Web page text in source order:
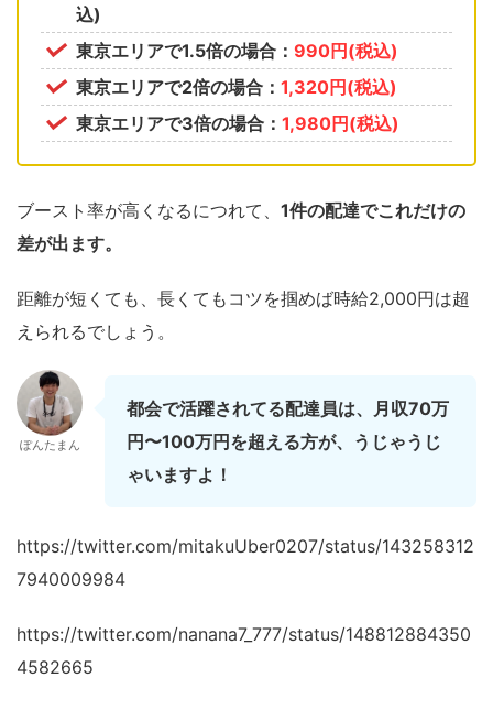
込)
東京エリアで1.5倍の場合： 990円(税込)
東京エリアで2倍の場合： 1,320円(税込)
東京エリアで3倍の場合： 1,980円(税込)
ブースト率が高くなるにつれて、 1件の配達でこれだけの
差が出ます。
距離が短くても、長くてもコツを掴めば時給2,000円は超
えられるでしょう。
ぽんたまん
都会で活躍されてる配達員は、月収70万
円〜100万円を超える方が、うじゃうじ
ゃいますよ！
https://twitter.com/mitakuUber0207/status/143258312
7940009984
https://twitter.com/nanana7_777/status/148812884350
4582665